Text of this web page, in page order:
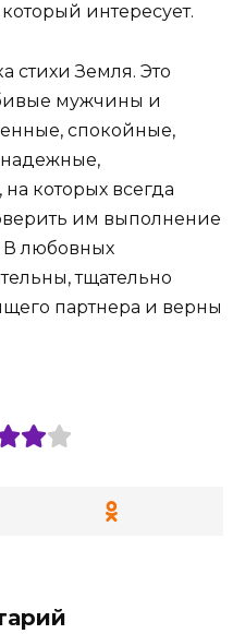
интересует.
стихи Земля. Это
мужчины и
спокойные,
надежные,
которых всегда
им выполнение
В любовных
тщательно
партнера и верны